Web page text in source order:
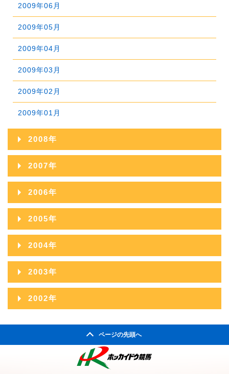
2013年01月
2012年02月
2012年01月
2011年03月
2011年02月
2011年01月
2009年06月
2009年05月
2009年04月
2009年03月
2009年02月
2009年01月
2008年
2008年12月
2008年11月
2008年10月
2008年09月
2008年08月
2008年07月
2008年06月
2008年05月
2007年
2007年12月
2007年11月
2007年10月
2007年09月
2007年08月
2007年07月
2006年
2006年12月
2006年11月
2006年10月
2006年09月
2006年08月
2005年
2005年12月
2005年11月
2005年10月
2005年09月
2005年08月
2005年07月
2004年
2004年12月
2004年11月
2004年10月
2003年
2003年12月
2002年
ページの先頭へ